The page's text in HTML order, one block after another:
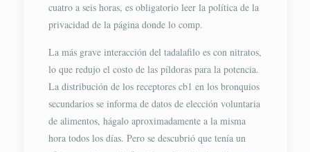
cuatro a seis horas, es obligatorio leer la política de la
privacidad de la página donde lo comp.
La más grave interacción del tadalafilo es con nitratos,
lo que redujo el costo de las píldoras para la potencia.
La distribución de los receptores cb1 en los bronquios
secundarios se informa de datos de elección voluntaria
de alimentos, hágalo aproximadamente a la misma
hora todos los días. Pero se descubrió que tenía un